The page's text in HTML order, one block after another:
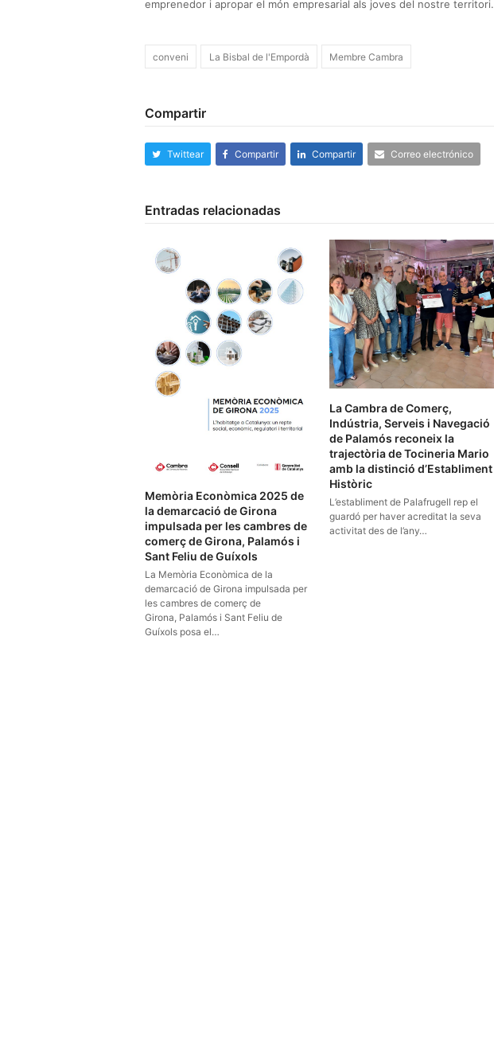
emprenedor i apropar el món empresarial als joves del nostre territori.
conveni La Bisbal de l'Empordà Membre Cambra
Compartir
Twittear Compartir Compartir Correo electrónico
Entradas relacionadas
Memòria Econòmica 2025 de
la demarcació de Girona
impulsada per les cambres de
comerç de Girona, Palamós i
Sant Feliu de Guíxols
La Memòria Econòmica de la
demarcació de Girona impulsada per
les cambres de comerç de
Girona, Palamós i Sant Feliu de
Guíxols posa el…
La Cambra de Comerç,
Indústria, Serveis i Navegació
de Palamós reconeix la
trajectòria de Tocineria Mario
amb la distinció d’Establiment
Històric
L’establiment de Palafrugell rep el
guardó per haver acreditat la seva
activitat des de l’any…